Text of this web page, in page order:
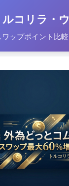
コリラ・
ップポイント比